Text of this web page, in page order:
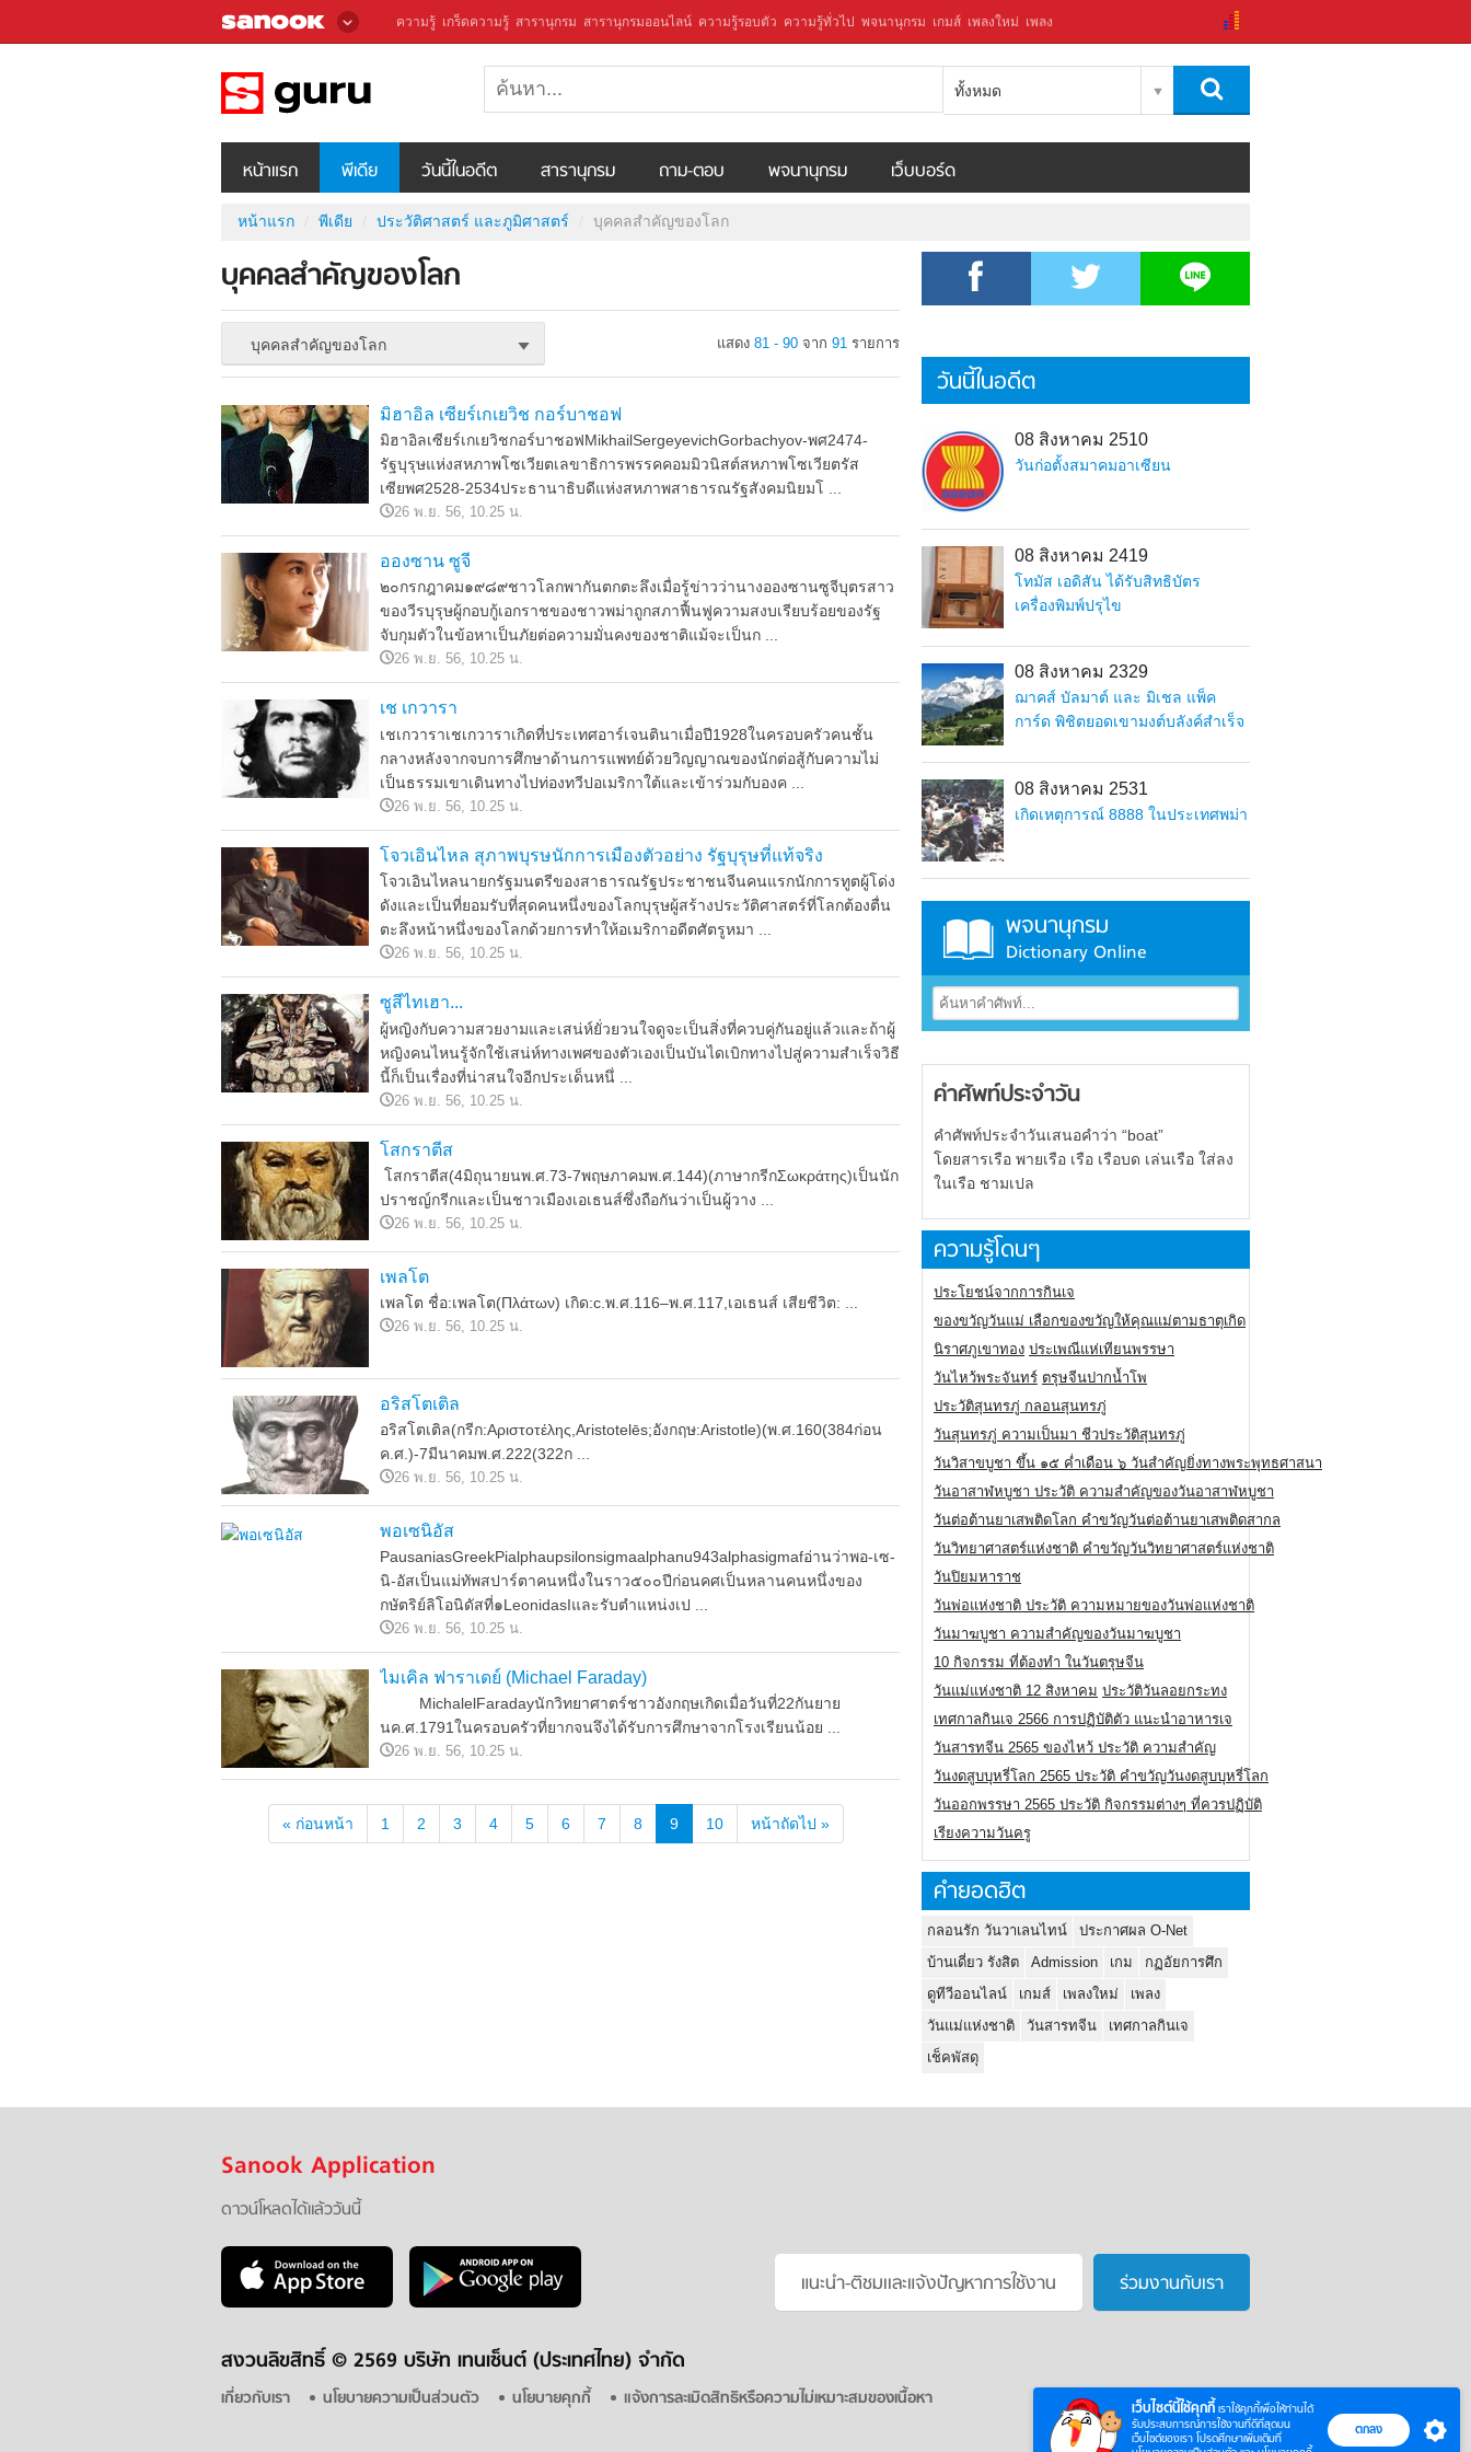
เว็บไซต์นี้ใช้คุกกี้ เราใช้คุกกี้เพื่อให้ท่านได้
รับประสบการณ์การใช้งานที่ดีที่สุดบน
เว็บไซต์ของเรา โปรดศึกษาเพิ่มเติมที่
ตกลง
ความรู้ เกร็ดความรู้ สารานุกรม สารานุกรมออนไลน์ ความรู้รอบตัว ความรู้ทั่วไป พจนานุกรม เกมส์ เพลงใหม่ เพลง
ทั้งหมด
หน้าแรก พีเดีย วันนี้ในอดีต สารานุกรม ถาม-ตอบ พจนานุกรม เว็บบอร์ด
หน้าแรก พีเดีย ประวัติศาสตร์ และภูมิศาสตร์ บุคคลสำคัญของโลก
บุคคลสำคัญของโลก
บุคคลสำคัญของโลก แสดง 81 - 90จาก 91รายการ
มิฮาอิล เซียร์เกเยวิช กอร์บาชอฟ
มิฮาอิลเซียร์เกเยวิชกอร์บาชอฟMikhailSergeyevichGorbachyov-พศ2474-
รัฐบุรุษแห่งสหภาพโซเวียตเลขาธิการพรรคคอมมิวนิสต์สหภาพโซเวียตรัส
เซียพศ2528-2534ประธานาธิบดีแห่งสหภาพสาธารณรัฐสังคมนิยมโ ...
26 พ.ย. 56, 10.25 น.
อองซาน ซูจี
๒๐กรกฎาคม๑๙๘๙ชาวโลกพากันตกตะลึงเมื่อรู้ข่าวว่านางอองซานซูจีบุตรสาว
ของวีรบุรุษผู้กอบกู้เอกราชของชาวพม่าถูกสภาฟื้นฟูความสงบเรียบร้อยของรัฐ
จับกุมตัวในข้อหาเป็นภัยต่อความมั่นคงของชาติแม้จะเป็นก ...
26 พ.ย. 56, 10.25 น.
เช เกวารา
เชเกวาราเชเกวาราเกิดที่ประเทศอาร์เจนตินาเมื่อปี1928ในครอบครัวคนชั้น
กลางหลังจากจบการศึกษาด้านการแพทย์ด้วยวิญญาณของนักต่อสู้กับความไม่
เป็นธรรมเขาเดินทางไปท่องทวีปอเมริกาใต้และเข้าร่วมกับองค ...
26 พ.ย. 56, 10.25 น.
โจวเอินไหล สุภาพบุรษนักการเมืองตัวอย่าง รัฐบุรุษที่แท้จริง
โจวเอินไหลนายกรัฐมนตรีของสาธารณรัฐประชาชนจีนคนแรกนักการทูตผู้โด่ง
ดังและเป็นที่ยอมรับที่สุดคนหนึ่งของโลกบุรุษผู้สร้างประวัติศาสตร์ที่โลกต้องตื่น
ตะลึงหน้าหนึ่งของโลกด้วยการทำให้อเมริกาอดีตศัตรูหมา ...
26 พ.ย. 56, 10.25 น.
ซูสีไทเฮา...
ผู้หญิงกับความสวยงามและเสน่ห์ยั่วยวนใจดูจะเป็นสิ่งที่ควบคู่กันอยู่แล้วและถ้าผู้
หญิงคนไหนรู้จักใช้เสน่ห์ทางเพศของตัวเองเป็นบันไดเบิกทางไปสู่ความสำเร็จวิธี
นี้ก็เป็นเรื่องที่น่าสนใจอีกประเด็นหนึ่ ...
26 พ.ย. 56, 10.25 น.
โสกราตีส
โสกราตีส(4มิถุนายนพ.ศ.73-7พฤษภาคมพ.ศ.144)(ภาษากรีกΣωκράτης)เป็นนัก
ปราชญ์กรีกและเป็นชาวเมืองเอเธนส์ซึ่งถือกันว่าเป็นผู้วาง ...
26 พ.ย. 56, 10.25 น.
เพลโต
เพลโต ชื่อ:เพลโต(Πλάτων) เกิด:c.พ.ศ.116–พ.ศ.117,เอเธนส์ เสียชีวิต: ...
26 พ.ย. 56, 10.25 น.
อริสโตเติล
อริสโตเติล(กรีก:Αριστοτέλης,Aristotelēs;อังกฤษ:Aristotle)(พ.ศ.160(384ก่อน
ค.ศ.)-7มีนาคมพ.ศ.222(322ก ...
26 พ.ย. 56, 10.25 น.
พอเซนิอัส
PausaniasGreekPialphaupsilonsigmaalphanu943alphasigmafอ่านว่าพอ-เซ-
นิ-อัสเป็นแม่ทัพสปาร์ตาคนหนึ่งในราว๕๐๐ปีก่อนคศเป็นหลานคนหนึ่งของ
กษัตริย์ลิโอนิดัสที่๑LeonidasIและรับตำแหน่งเป ...
26 พ.ย. 56, 10.25 น.
ไมเคิล ฟาราเดย์ (Michael Faraday)
MichalelFaradayนักวิทยาศาตร์ชาวอังกฤษเกิดเมื่อวันที่22กันยาย
นค.ศ.1791ในครอบครัวที่ยากจนจึงได้รับการศึกษาจากโรงเรียนน้อย ...
26 พ.ย. 56, 10.25 น.
« ก่อนหน้า 1 2 3 4 5 6 7 8 9 10 หน้าถัดไป »
วันนี้ในอดีต
08 สิงหาคม 2510
วันก่อตั้งสมาคมอาเซียน
08 สิงหาคม 2419
โทมัส เอดิสัน ได้รับสิทธิบัตร
เครื่องพิมพ์ปรุไข
08 สิงหาคม 2329
ฌาคส์ บัลมาต์ และ มิเชล แพ็ค
การ์ด พิชิตยอดเขามงต์บลังค์สำเร็จ
08 สิงหาคม 2531
เกิดเหตุการณ์ 8888 ในประเทศพม่า
พจนานุกรม
Dictionary Online
คำศัพท์ประจำวัน
คำศัพท์ประจำวันเสนอคำว่า “boat”
โดยสารเรือ พายเรือ เรือ เรือบด เล่นเรือ ใส่ลง
ในเรือ ชามเปล
ความรู้โดนๆ
ประโยชน์จากการกินเจ
ของขวัญวันแม่ เลือกของขวัญให้คุณแม่ตามธาตุเกิด
นิราศภูเขาทอง ประเพณีแห่เทียนพรรษา
วันไหว้พระจันทร์ ตรุษจีนปากน้ำโพ
ประวัติสุนทรภู่ กลอนสุนทรภู่
วันสุนทรภู่ ความเป็นมา ชีวประวัติสุนทรภู่
วันวิสาขบูชา ขึ้น ๑๕ ค่ำเดือน ๖ วันสำคัญยิ่งทางพระพุทธศาสนา
วันอาสาฬหบูชา ประวัติ ความสําคัญของวันอาสาฬหบูชา
วันต่อต้านยาเสพติดโลก คำขวัญวันต่อต้านยาเสพติดสากล
วันวิทยาศาสตร์แห่งชาติ คำขวัญวันวิทยาศาสตร์แห่งชาติ
วันปิยมหาราช
วันพ่อแห่งชาติ ประวัติ ความหมายของวันพ่อแห่งชาติ
วันมาฆบูชา ความสำคัญของวันมาฆบูชา
10 กิจกรรม ที่ต้องทำ ในวันตรุษจีน
วันแม่แห่งชาติ 12 สิงหาคม ประวัติวันลอยกระทง
เทศกาลกินเจ 2566 การปฏิบัติตัว แนะนำอาหารเจ
วันสารทจีน 2565 ของไหว้ ประวัติ ความสำคัญ
วันงดสูบบุหรี่โลก 2565 ประวัติ คำขวัญวันงดสูบบุหรี่โลก
วันออกพรรษา 2565 ประวัติ กิจกรรมต่างๆ ที่ควรปฏิบัติ
เรียงความวันครู
คำยอดฮิต
กลอนรัก วันวาเลนไทน์
ประกาศผล O-Net
บ้านเดี่ยว รังสิต
Admission เกม
กฏอัยการศึก
ดูทีวีออนไลน์
เกมส์ เพลงใหม่
เพลง
วันแม่แห่งชาติ
วันสารทจีน
เทศกาลกินเจ
เช็คพัสดุ
Sanook Application
ดาวน์โหลดได้แล้ววันนี้
แนะนำ-ติชมเเละแจ้งปัญหาการใช้งาน ร่วมงานกับเรา
สงวนลิขสิทธิ์ © 2569 บริษัท เทนเซ็นต์ (ประเทศไทย) จำกัด
เกี่ยวกับเรา นโยบายความเป็นส่วนตัว นโยบายคุกกี้ แจ้งการละเมิดสิทธิหรือความไม่เหมาะสมของเนื้อหา